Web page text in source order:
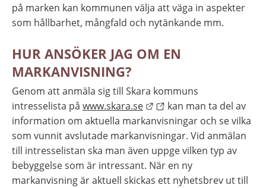
på marken kan kommunen välja att väga in aspekter
som hållbarhet, mångfald och nytänkande mm.
HUR ANSÖKER JAG OM EN
MARKANVISNING?
Genom att anmäla sig till Skara kommuns
intresselista på www.skara.se Länk till annan
kan man ta del av
information om aktuella markanvisningar och se vilka
som vunnit avslutade markanvisningar. Vid anmälan
till intresselistan ska man även uppge vilken typ av
bebyggelse som är intressant. När en ny
markanvisning är aktuell skickas ett nyhetsbrev ut till